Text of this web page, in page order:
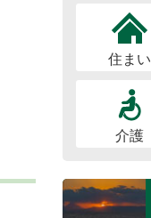
住まい
介護